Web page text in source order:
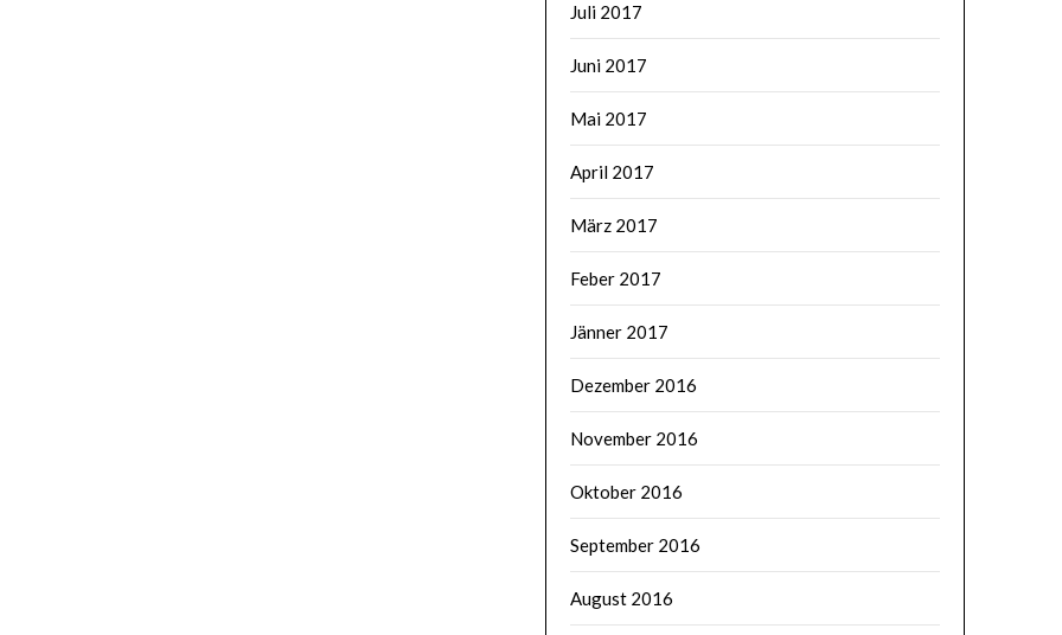
Juli 2017
Juni 2017
Mai 2017
April 2017
März 2017
Feber 2017
Jänner 2017
Dezember 2016
November 2016
Oktober 2016
September 2016
August 2016